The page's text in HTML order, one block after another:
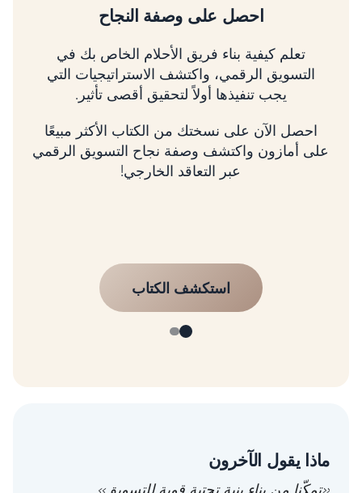
تسلق شجرة التسويق الرقمي
تعلم كيفية تحديد أولويات الأمور الأكثر أهمية، وربط
استراتيجيتك بالإيرادات، وتنمية عملك باستخدام
إطار عمل مثبت.
ماذا يقول الآخرون
«تمكّنا من بناء بنية تحتية قوية للتسويق»